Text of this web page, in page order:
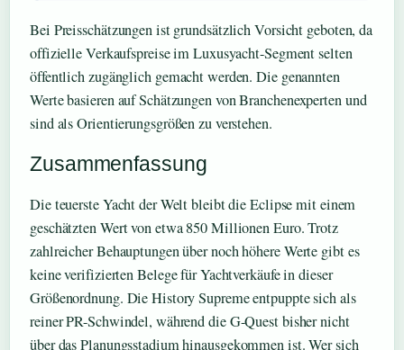
Bei Preisschätzungen ist grundsätzlich Vorsicht geboten, da
offizielle Verkaufspreise im Luxusyacht-Segment selten
öffentlich zugänglich gemacht werden. Die genannten
Werte basieren auf Schätzungen von Branchenexperten und
sind als Orientierungsgrößen zu verstehen.
Zusammenfassung
Die teuerste Yacht der Welt bleibt die Eclipse mit einem
geschätzten Wert von etwa 850 Millionen Euro. Trotz
zahlreicher Behauptungen über noch höhere Werte gibt es
keine verifizierten Belege für Yachtverkäufe in dieser
Größenordnung. Die History Supreme entpuppte sich als
reiner PR-Schwindel, während die G-Quest bisher nicht
über das Planungsstadium hinausgekommen ist. Wer sich